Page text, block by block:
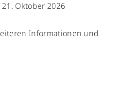
21. Oktober 2026
Informationen und